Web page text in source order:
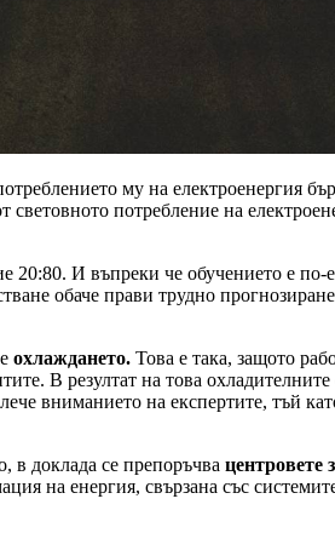
му на електроенергия
потребление на
И въпреки че обучението е по-
обаче прави трудно
охлаждането. Това е така, защото
В резултат на това
вниманието на експертите, тъй
в доклада се препоръчва центровете
на енергия, свързана със